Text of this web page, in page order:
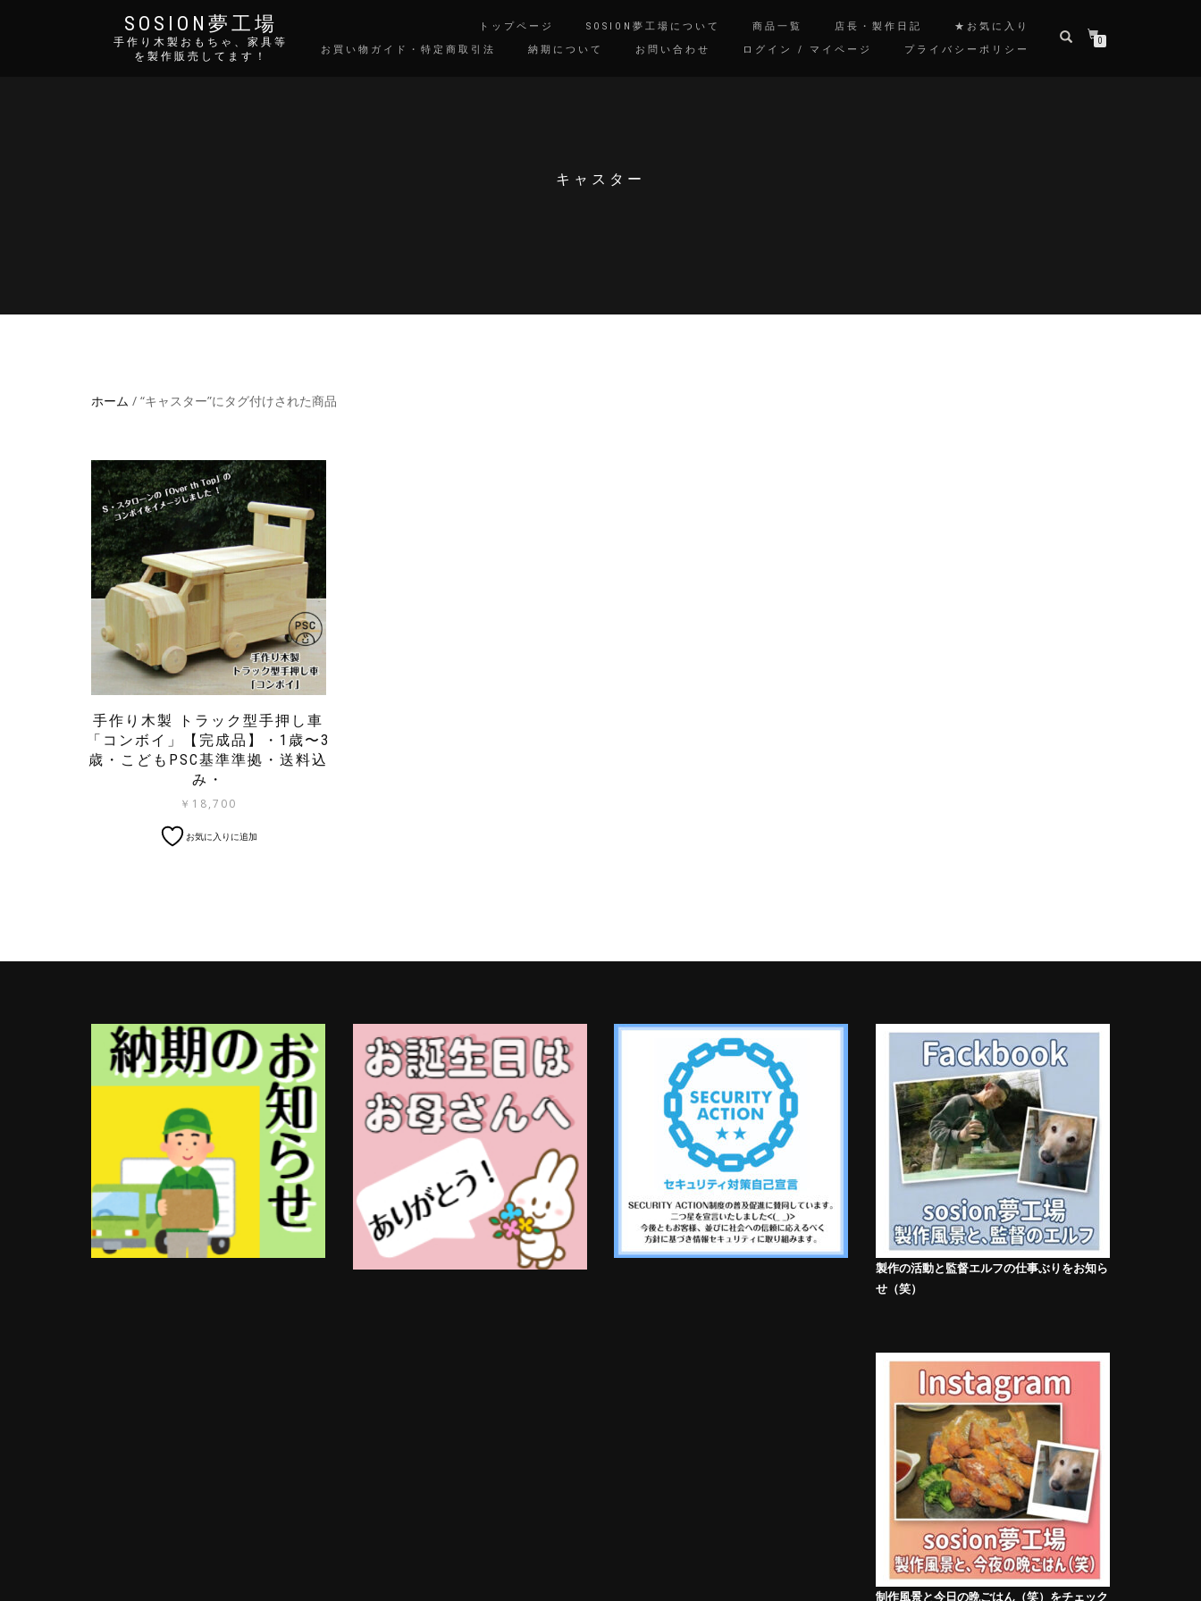
SOSION夢工場
手作り木製おもちゃ、家具等
を製作販売してます！
トップページ SOSION夢工場について 商品一覧 店長・製作日記
★お気に入り
お買い物ガイド・特定商取引法
納期について お問い合わせ ログイン / マイページ プライバシーポリシー
0
キャスター
ホーム / “キャスター”にタグ付けされた商品
手作り木製 トラック型手押し車
「コンボイ」【完成品】・1歳〜3
歳・こどもPSC基準準拠・送料込
み・
￥ 18,700
お気に入りに追加
製作の活動と監督エルフの仕事ぶりをお知ら
せ（笑）
制作風景と今日の晩ごはん（笑）をチェック